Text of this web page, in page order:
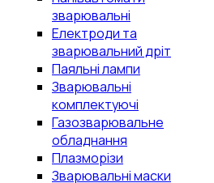
зварювальні
Електроди та
зварювальний дріт
Паяльні лампи
Зварювальні
комплектуючі
Газозварювальне
обладнання
Плазморізи
Зварювальні маски